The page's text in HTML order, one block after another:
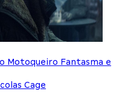
Motoqueiro Fantasma e
Cage